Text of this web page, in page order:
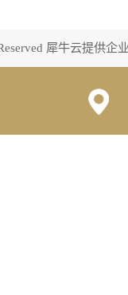
犀牛云提供企